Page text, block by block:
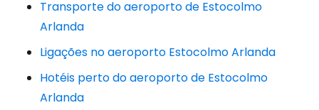
Transporte do aeroporto de Estocolmo
Arlanda
Ligações no aeroporto Estocolmo Arlanda
Hotéis perto do aeroporto de Estocolmo
Arlanda